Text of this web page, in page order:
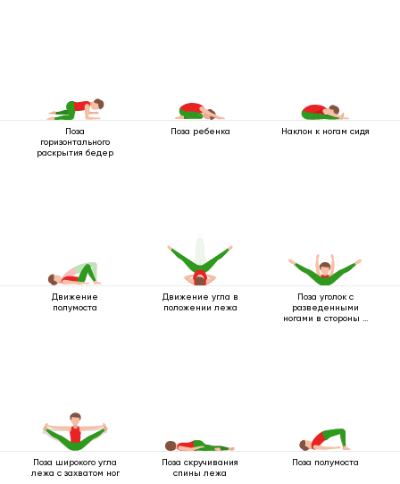
Поза
горизонтального
раскрытия бедер
Поза ребенка Наклон к ногам сидя
Движение
полумоста
Движение угла в
положении лежа
Поза уголок с
разведенными
ногами в стороны и
Поза широкого угла
лежа с захватом ног
Поза скручивания
спины лежа
Поза полумоста